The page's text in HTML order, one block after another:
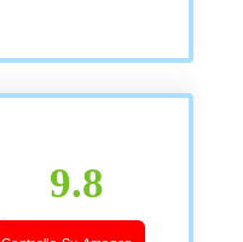
9.8